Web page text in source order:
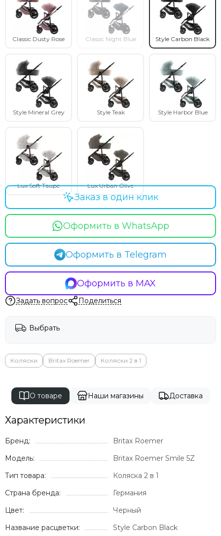
Classic Dusty Rose Classic Night Blue Style Carbon Black
Style Mineral Grey Style Teak Style Harbor Blue
Lux Soft Taupe Lux Urban Olive
Оформить в WhatsApp
Оформить в Telegram
Оформить в MAX
Заказ в один клик
Задать вопрос Поделиться
Выбрать
Коляски Britax Roemer Коляски 2 в 1
О товаре Наши магазины Доставка
Характеристики
Бренд:
Britax Roemer
Модель:
Britax Roemer Smile 5Z
Тип товара:
Коляска 2 в 1
Страна бренда:
Германия
Цвет:
Черный
Название расцветки:
Style Carbon Black